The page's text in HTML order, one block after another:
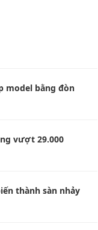
model bằng đòn
vượt 29.000
thành sàn nhảy